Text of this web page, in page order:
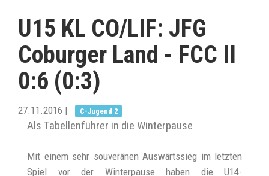
U15 KL CO/LIF: JFG
Coburger Land - FCC II
0:6 (0:3)
27.11.2016 | C-Jugend 2
Als Tabellenführer in die Winterpause
Mit einem sehr souveränen Auswärtssieg im letzten
Spiel vor der Winterpause haben die U14-